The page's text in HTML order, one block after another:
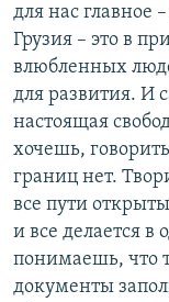
для нас главное
Грузия – это в
влюбленных
для развития. И
настоящая
хочешь,
границ нет.
все пути
и все делается
понимаешь, что
документы